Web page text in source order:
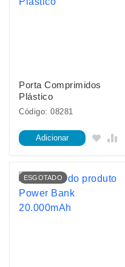
Porta Comprimidos
Plástico
Código: 08281
Adicionar
ESGOTADO